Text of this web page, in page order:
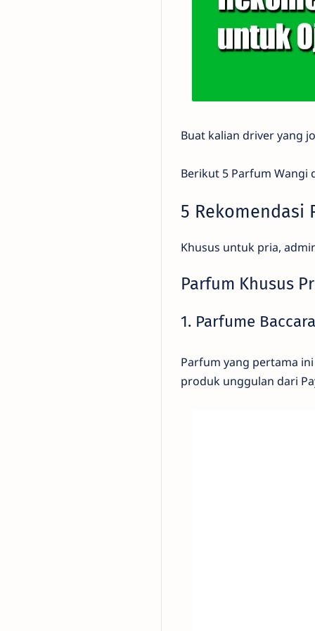
Buat kalian driver yang
Berikut 5 Parfum Wangi
5 Rekomendasi
Khusus untuk pria,
Parfum Khusus
1. Parfume
Parfum yang pertama
produk unggulan dari